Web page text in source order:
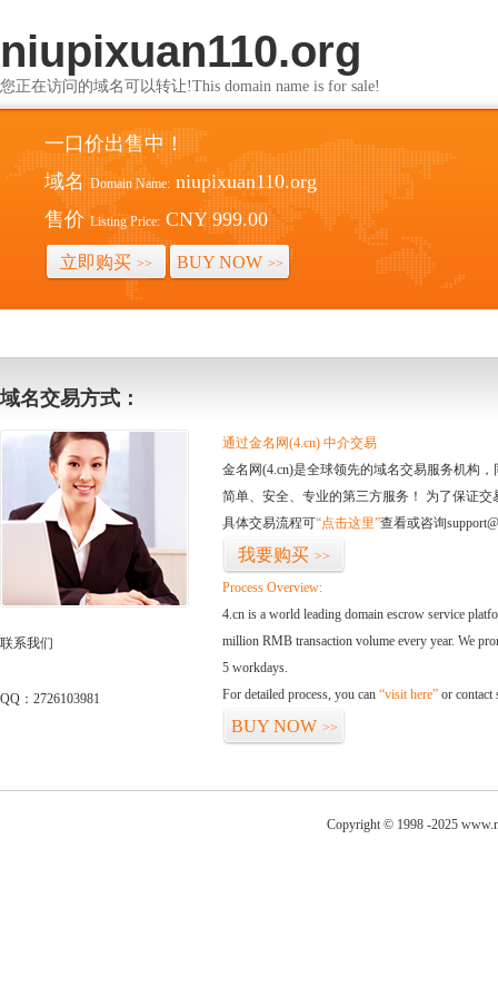
niupixuan110.org
您正在访问的域名可以转让!This domain name is for sale!
一口价出售中！
域名 Domain Name: niupixuan110.org
售价 Listing Price: CNY 999.00
立即购买 >> BUY NOW >>
域名交易方式：
联系我们
QQ：2726103981
通过金名网(4.cn) 中介交易
金名网(4.cn)是全球领先的域名交易服务机构
简单、安全、专业的第三方服务！ 为了保证
具体交易流程可“点击这里”查看或咨询
我要购买 >>
Process Overview:
4.cn is a world leading domain escrow service
million RMB transaction volume every year. We
5 workdays.
For detailed process, you can “visit here” or contact
BUY NOW >>
Copyright © 1998 -2025